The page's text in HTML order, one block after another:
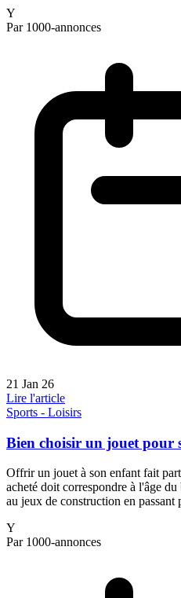
Y
Par 1000-annonces
21 Jan 26
Lire l'article
Sports - Loisirs
Bien choisir un jouet pour
Offrir un jouet à son enfant fait
acheté doit correspondre à l'âge
au jeux de construction en passant
Y
Par 1000-annonces